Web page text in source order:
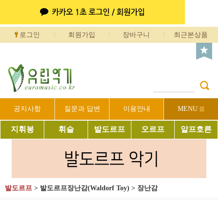
로그인 회원가입 장바구니 최근본상품
공지사항 질문과 답변 이용안내 MENU
지휘봉 휘슬 발도르프 오르프 알프호른
발도르프 > 발도르프장난감(Waldorf Toy) > 장난감